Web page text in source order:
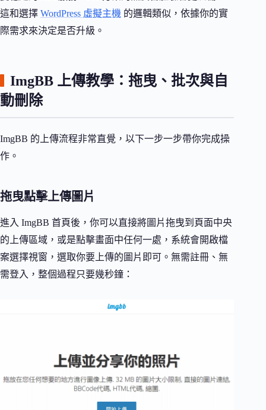
這和選擇 WordPress 虛擬主機 的邏輯類似，依據你的實
際需求來決定是否升級。
ImgBB 上傳教學：拖曳、批次與自
動刪除
ImgBB 的上傳流程非常直覺，以下一步一步帶你完成操
作。
拖曳點擊上傳圖片
進入 ImgBB 首頁後，你可以直接將圖片拖曳到頁面中央
的上傳區域，或是點擊畫面中任何一處，系統會開啟檔
案選擇視窗，選取你要上傳的圖片即可。無需註冊、無
需登入，整個過程只要幾秒鐘：